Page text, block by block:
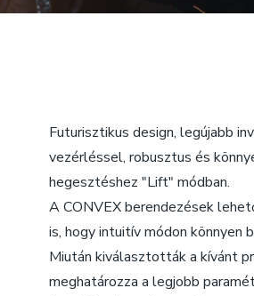
Futurisztikus design, legújabb
vezérléssel, robusztus és
hegesztéshez "Lift" módban.
A CONVEX berendezések
is, hogy intuitív módon
Miután kiválasztották a kívánt
meghatározza a legjobb